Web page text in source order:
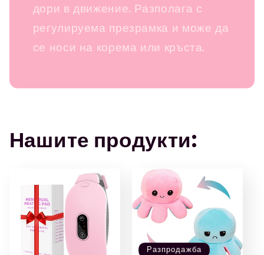
дори в движение. Разполага с
регулируема презрамка и може да
се носи на корема или кръста.
Нашите продукти:
Разпродажба